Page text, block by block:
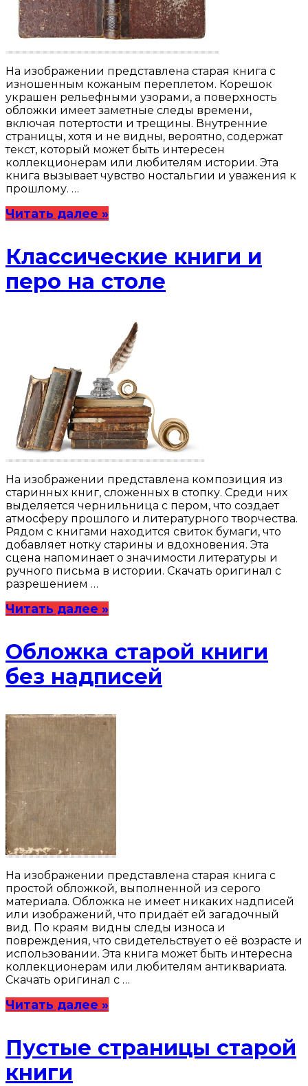
На изображении представлена старая книга с
изношенным кожаным переплетом. Корешок
украшен рельефными узорами, а поверхность
обложки имеет заметные следы времени,
включая потертости и трещины. Внутренние
страницы, хотя и не видны, вероятно, содержат
текст, который может быть интересен
коллекционерам или любителям истории. Эта
книга вызывает чувство ностальгии и уважения к
прошлому. …
Читать далее »
Классические книги и
перо на столе
На изображении представлена композиция из
старинных книг, сложенных в стопку. Среди них
выделяется чернильница с пером, что создает
атмосферу прошлого и литературного творчества.
Рядом с книгами находится свиток бумаги, что
добавляет нотку старины и вдохновения. Эта
сцена напоминает о значимости литературы и
ручного письма в истории. Скачать оригинал с
разрешением …
Читать далее »
Обложка старой книги
без надписей
На изображении представлена старая книга с
простой обложкой, выполненной из серого
материала. Обложка не имеет никаких надписей
или изображений, что придаёт ей загадочный
вид. По краям видны следы износа и
повреждения, что свидетельствует о её возрасте и
использовании. Эта книга может быть интересна
коллекционерам или любителям антиквариата.
Скачать оригинал с …
Читать далее »
Пустые страницы старой
книги